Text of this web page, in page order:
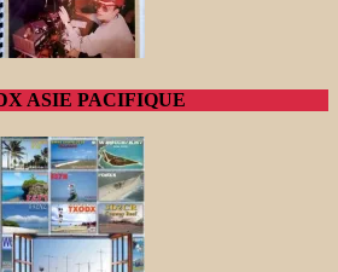
ASIE PACIFIQUE